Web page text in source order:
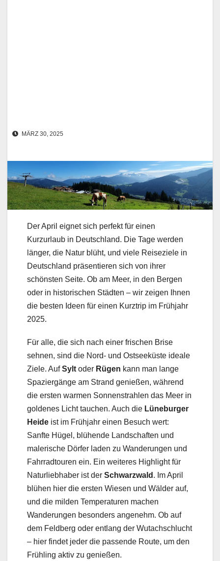
MÄRZ 30, 2025
Der April eignet sich perfekt für einen
Kurzurlaub in Deutschland. Die Tage werden
länger, die Natur blüht, und viele Reiseziele in
Deutschland präsentieren sich von ihrer
schönsten Seite. Ob am Meer, in den Bergen
oder in historischen Städten – wir zeigen Ihnen
die besten Ideen für einen Kurztrip im Frühjahr
2025.
Für alle, die sich nach einer frischen Brise
sehnen, sind die Nord- und Ostseeküste ideale
Ziele. AufSyltoder Rügen kann man lange
Spaziergänge am Strand genießen, während
die ersten warmen Sonnenstrahlen das Meer in
goldenes Licht tauchen. Auch die Lüneburger
Heide ist im Frühjahr einen Besuch wert:
Sanfte Hügel, blühende Landschaften und
malerische Dörfer laden zu Wanderungen und
Fahrradtouren ein. Ein weiteres Highlight für
Naturliebhaber ist der Schwarzwald . Im April
blühen hier die ersten Wiesen und Wälder auf,
und die milden Temperaturen machen
Wanderungen besonders angenehm. Ob auf
dem Feldberg oder entlang der Wutachschlucht
– hier findet jeder die passende Route, um den
Frühling aktiv zu genießen.